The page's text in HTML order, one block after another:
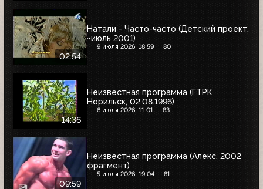
02:54
Натали - Часто-часто (Детский проект,
~июль 2001)
9 июля 2026, 18:59 80
14:36
Неизвестная программа (ГТРК
Норильск, 02.08.1996)
6 июля 2026, 11:01 83
09:59
Неизвестная программа (Алекс, 2002
фрагмент)
5 июля 2026, 19:04 81